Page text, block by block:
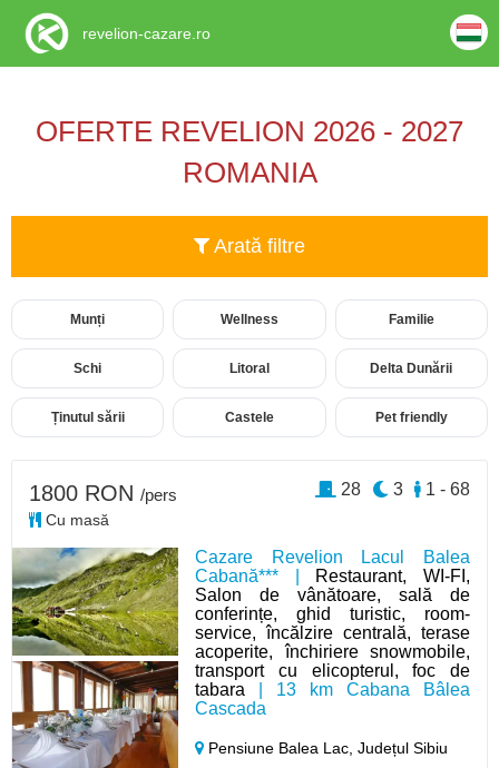
OFERTE REVELION 2026 - 2027
ROMANIA
Arată filtre
Munți Wellness Familie
Schi Litoral Delta Dunării
Ținutul sării Castele Pet friendly
Cazare Revelion Lacul Balea
Cabană*** | Restaurant, WI-FI,
Salon de vânătoare, sală de
conferințe, ghid turistic, room-
service, încălzire centrală, terase
acoperite, închiriere snowmobile,
transport cu elicopterul, foc de
tabara | 13 km Cabana Bâlea
Cascada
Pensiune Balea Lac,Județul Sibiu
1800 RON /pers
Cu masă
1 - 68
3
28
revelion-cazare.ro